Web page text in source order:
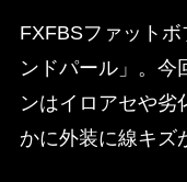
FXFBSファット
ンドパール」。今
ンはイロアセや劣
かに外装に線キズ